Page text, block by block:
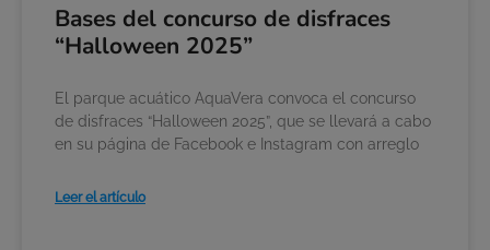
Bases del concurso de disfraces
“Halloween 2025”
El parque acuático AquaVera convoca el concurso
de disfraces “Halloween 2025”, que se llevará a cabo
en su página de Facebook e Instagram con arreglo
Leer el artículo